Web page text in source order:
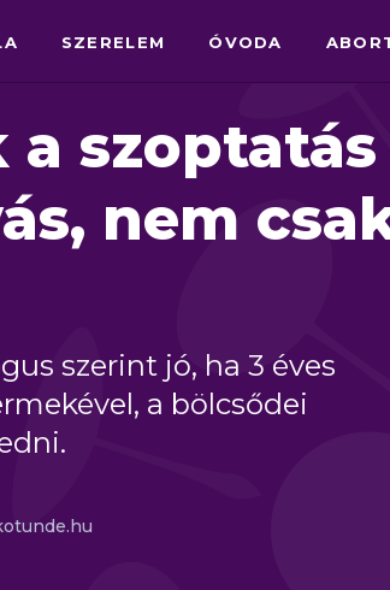
SZERELEM ÓVODA
a szoptatás
nem
szerint jó, ha 3 éves
a bölcsődei